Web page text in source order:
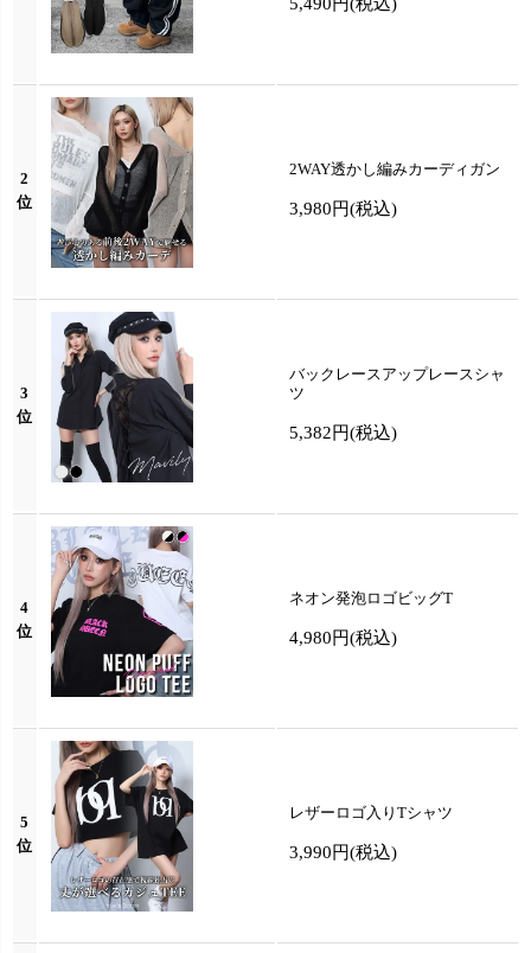
2
位
2WAY透かし編みカーディガン
3,980円(税込)
3
位
バックレースアップレースシャ
ツ
5,382円(税込)
4
位
ネオン発泡ロゴビッグT
4,980円(税込)
5
位
レザーロゴ入りTシャツ
3,990円(税込)